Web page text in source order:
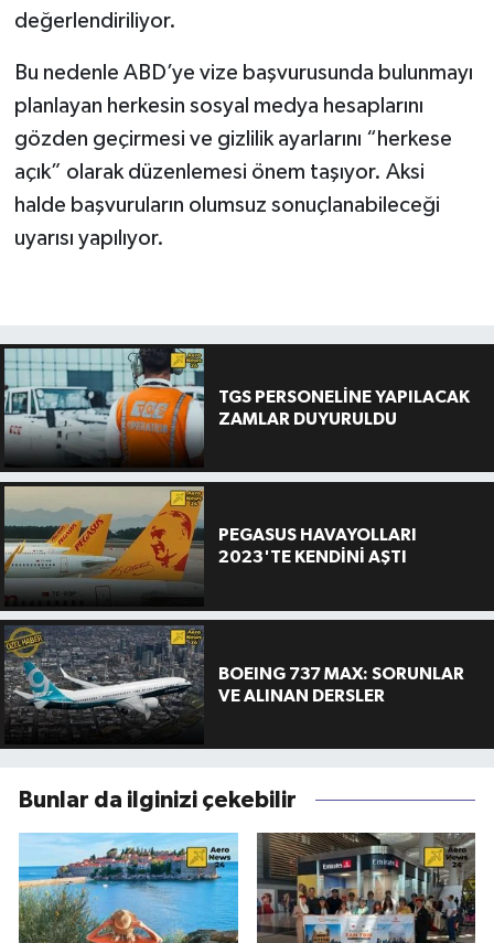
değerlendiriliyor.
Bu nedenle ABD’ye vize başvurusunda bulunmayı
planlayan herkesin sosyal medya hesaplarını
gözden geçirmesi ve gizlilik ayarlarını “herkese
açık” olarak düzenlemesi önem taşıyor. Aksi
halde başvuruların olumsuz sonuçlanabileceği
uyarısı yapılıyor.
TGS PERSONELİNE YAPILACAK
ZAMLAR DUYURULDU
PEGASUS HAVAYOLLARI
2023'TE KENDİNİ AŞTI
BOEING 737 MAX: SORUNLAR
VE ALINAN DERSLER
Bunlar da ilginizi çekebilir